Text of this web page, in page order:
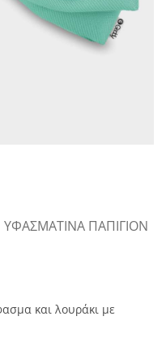
ΥΦΑΣΜΆΤΙΝΑ ΠΑΠΙΓΙΌΝ
και λουράκι με